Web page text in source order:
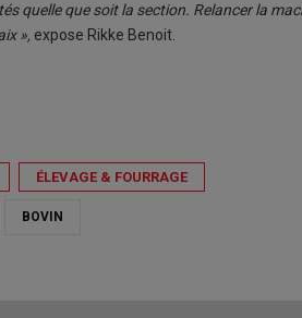
quelle que soit la section. Relancer la
», expose Rikke Benoit.
ÉLEVAGE & FOURRAGE
BOVIN